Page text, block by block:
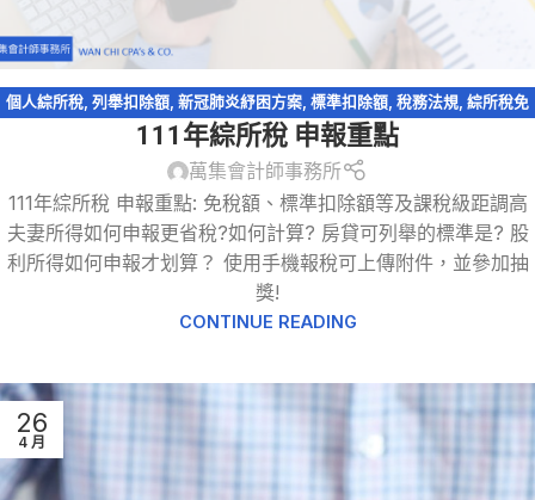
個人綜所稅, 列舉扣除額, 新冠肺炎紓困方案, 標準扣除額, 稅務法規, 綜所稅免
稅額,股利收入
111年綜所稅 申報重點
萬集會計師事務所
111年綜所稅 申報重點: 免稅額、標準扣除額等及課稅級距調高
夫妻所得如何申報更省稅?如何計算? 房貸可列舉的標準是? 股
利所得如何申報才划算？ 使用手機報稅可上傳附件，並參加抽
獎!
CONTINUE READING
26
4 月